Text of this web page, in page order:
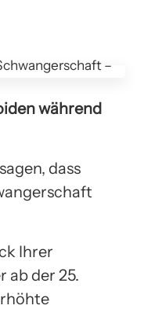
während
dass
Ihrer
ab der 25.